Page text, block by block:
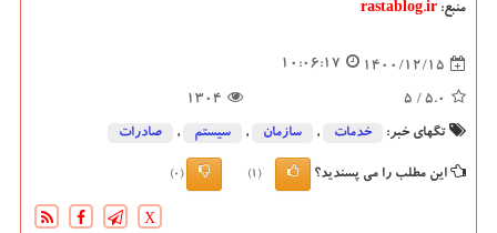
منبع: rastablog.ir
1400/12/15
10:06:17
5.0
/ 5
1304
تگهای خبر: خدمات , سازمان , سیستم , صادرات
این مطلب را می پسندید؟ (1)
(0)
X